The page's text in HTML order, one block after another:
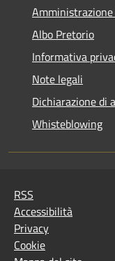
Albo Pretorio
Informativa
Note legali
Dichiarazione di
Whisteblowing
RSS
Accessibilità
Privacy
Cookie